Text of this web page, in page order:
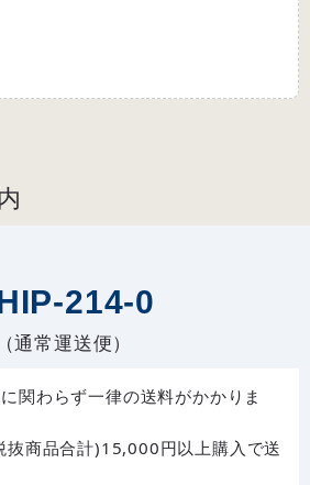
214-0
（通常運送便）
関わらず一律の送料がかかりま
抜商品合計)15,000円以上購入で送